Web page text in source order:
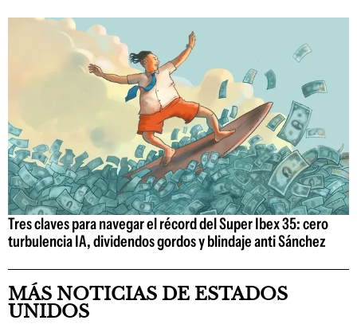
Tres claves para navegar el récord del Super Ibex 35: cero
turbulencia IA, dividendos gordos y blindaje anti Sánchez
MÁS NOTICIAS DE ESTADOS
UNIDOS